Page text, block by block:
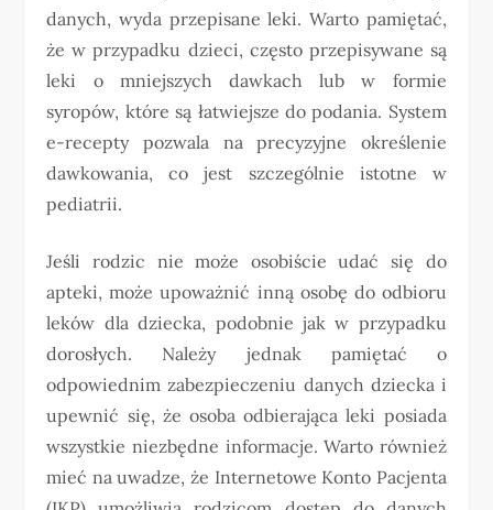
danych, wyda przepisane leki. Warto pamiętać,
że w przypadku dzieci, często przepisywane są
leki o mniejszych dawkach lub w formie
syropów, które są łatwiejsze do podania. System
e-recepty pozwala na precyzyjne określenie
dawkowania, co jest szczególnie istotne w
pediatrii.
Jeśli rodzic nie może osobiście udać się do
apteki, może upoważnić inną osobę do odbioru
leków dla dziecka, podobnie jak w przypadku
dorosłych. Należy jednak pamiętać o
odpowiednim zabezpieczeniu danych dziecka i
upewnić się, że osoba odbierająca leki posiada
wszystkie niezbędne informacje. Warto również
mieć na uwadze, że Internetowe Konto Pacjenta